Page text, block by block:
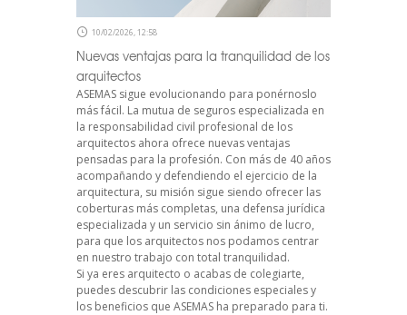
10/02/2026, 12:58
Nuevas ventajas para la tranquilidad de los
arquitectos
ASEMAS sigue evolucionando para ponérnoslo
más fácil. La mutua de seguros especializada en
la responsabilidad civil profesional de los
arquitectos ahora ofrece nuevas ventajas
pensadas para la profesión. Con más de 40 años
acompañando y defendiendo el ejercicio de la
arquitectura, su misión sigue siendo ofrecer las
coberturas más completas, una defensa jurídica
especializada y un servicio sin ánimo de lucro,
para que los arquitectos nos podamos centrar
en nuestro trabajo con total tranquilidad.
Si ya eres arquitecto o acabas de colegiarte,
puedes descubrir las condiciones especiales y
los beneficios que ASEMAS ha preparado para ti.